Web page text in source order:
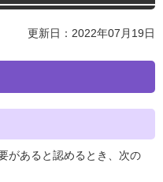
更新日：2022年07月19日
があると認めるとき、次の